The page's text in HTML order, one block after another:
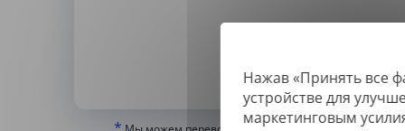
Нажав «Принять все
устройстве для
маркетинговым